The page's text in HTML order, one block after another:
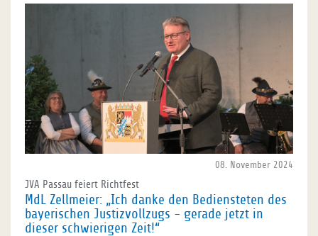
08. November 2024
JVA Passau feiert Richtfest
MdL Zellmeier: „Ich danke den Bediensteten des
bayerischen Justizvollzugs - gerade jetzt in
dieser schwierigen Zeit!“